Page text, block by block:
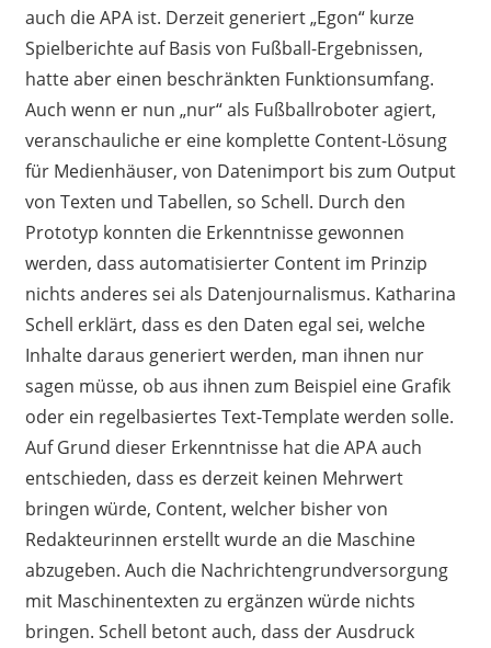
auch die APA ist. Derzeit generiert „Egon“ kurze
Spielberichte auf Basis von Fußball-Ergebnissen,
hatte aber einen beschränkten Funktionsumfang.
Auch wenn er nun „nur“ als Fußballroboter agiert,
veranschauliche er eine komplette Content-Lösung
für Medienhäuser, von Datenimport bis zum Output
von Texten und Tabellen, so Schell. Durch den
Prototyp konnten die Erkenntnisse gewonnen
werden, dass automatisierter Content im Prinzip
nichts anderes sei als Datenjournalismus. Katharina
Schell erklärt, dass es den Daten egal sei, welche
Inhalte daraus generiert werden, man ihnen nur
sagen müsse, ob aus ihnen zum Beispiel eine Grafik
oder ein regelbasiertes Text-Template werden solle.
Auf Grund dieser Erkenntnisse hat die APA auch
entschieden, dass es derzeit keinen Mehrwert
bringen würde, Content, welcher bisher von
Redakteurinnen erstellt wurde an die Maschine
abzugeben. Auch die Nachrichtengrundversorgung
mit Maschinentexten zu ergänzen würde nichts
bringen. Schell betont auch, dass der Ausdruck